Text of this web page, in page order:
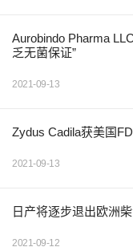
Aurobindo Pharma
乏无菌保证”
2021-09-13
Zydus Cadila获美国
2021-09-13
日产将逐步退出欧洲
2021-09-12